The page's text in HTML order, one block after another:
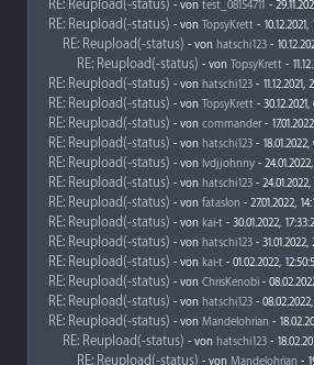
RE: Reupload(-status) - von test_08154711 -
RE: Reupload(-status) - von TopsyKrett - 10.12.2021,
RE: Reupload(-status) - von hatschi123 -
RE: Reupload(-status) - von TopsyKrett -
RE: Reupload(-status) - von hatschi123 - 11.12.2021,
RE: Reupload(-status) - von TopsyKrett - 30.12.2021,
RE: Reupload(-status) - von commander-
RE: Reupload(-status) - von hatschi123 - 18.01.2022,
RE: Reupload(-status) - von lvdjjohnny -
RE: Reupload(-status) - von hatschi123 - 24.01.2022,
RE: Reupload(-status) - von fataslon - 27.01.2022,
RE: Reupload(-status) - von kai-t - 30.01.2022,
RE: Reupload(-status) - von hatschi123 - 31.01.2022,
RE: Reupload(-status) - von kai-t - 01.02.2022,
RE: Reupload(-status) - von ChrisKenobi -
RE: Reupload(-status) - von hatschi123 -
RE: Reupload(-status) - von Mandelohrian -
RE: Reupload(-status) - von hatschi123 -
RE: Reupload(-status) - von Mandelohrian -